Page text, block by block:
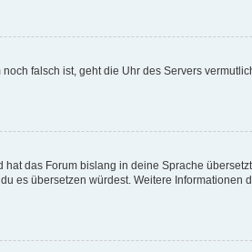
falsch ist, geht die Uhr des Servers
das Forum bislang in deine Sprache
es übersetzen würdest. Weitere Informationen